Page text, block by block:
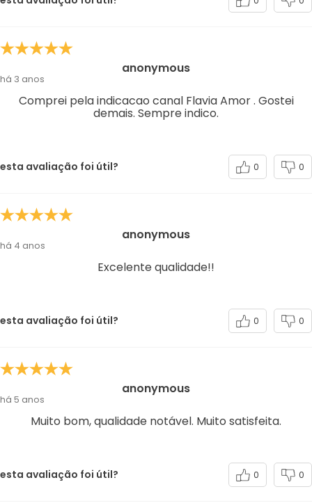
anonymous
há 3 anos
Comprei pela indicacao canal Flavia Amor . Gostei
demais. Sempre indico.
esta avaliação foi útil? 0 0
anonymous
há 4 anos
Excelente qualidade!!
esta avaliação foi útil? 0 0
anonymous
há 5 anos
Muito bom, qualidade notável. Muito satisfeita.
esta avaliação foi útil? 0 0